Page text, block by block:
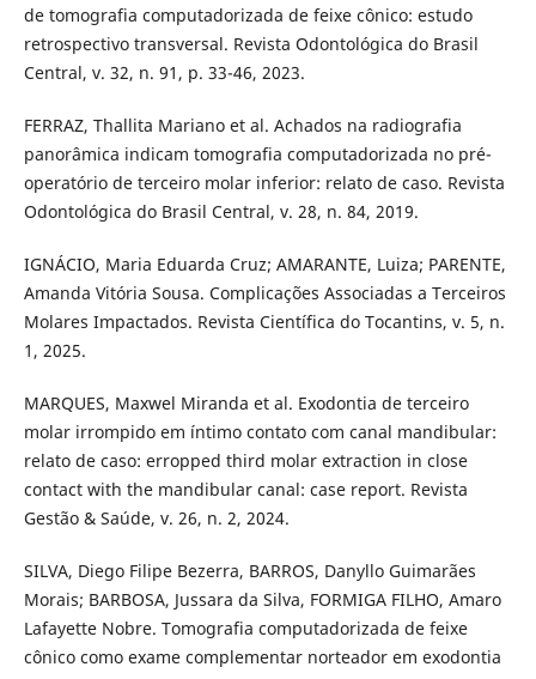
de tomografia computadorizada de feixe cônico: estudo
retrospectivo transversal. Revista Odontológica do Brasil
Central, v. 32, n. 91, p. 33-46, 2023.
FERRAZ, Thallita Mariano et al. Achados na radiografia
panorâmica indicam tomografia computadorizada no pré-
operatório de terceiro molar inferior: relato de caso. Revista
Odontológica do Brasil Central, v. 28, n. 84, 2019.
IGNÁCIO, Maria Eduarda Cruz; AMARANTE, Luiza; PARENTE,
Amanda Vitória Sousa. Complicações Associadas a Terceiros
Molares Impactados. Revista Científica do Tocantins, v. 5, n.
1, 2025.
MARQUES, Maxwel Miranda et al. Exodontia de terceiro
molar irrompido em íntimo contato com canal mandibular:
relato de caso: erropped third molar extraction in close
contact with the mandibular canal: case report. Revista
Gestão & Saúde, v. 26, n. 2, 2024.
SILVA, Diego Filipe Bezerra, BARROS, Danyllo Guimarães
Morais; BARBOSA, Jussara da Silva, FORMIGA FILHO, Amaro
Lafayette Nobre. Tomografia computadorizada de feixe
cônico como exame complementar norteador em exodontia